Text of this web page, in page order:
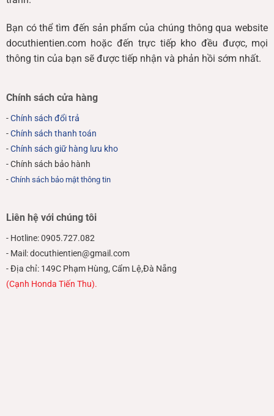
Bạn có thể tìm đến sản phẩm của chúng thông qua website
docuthientien.com hoặc đến trực tiếp kho đều được, mọi
thông tin của bạn sẽ được tiếp nhận và phản hồi sớm nhất.
Chính sách cửa hàng
-Chính sách đổi trả
-Chính sách thanh toán
-Chính sách giữ hàng lưu kho
- Chính sách bảo hành
- Chính sách bảo mật thông tin
Liên hệ với chúng tôi
- Hotline: 0905.727.082
- Mail: docuthientien@gmail.com
- Địa chỉ: 149C Phạm Hùng, Cẩm Lệ,Đà Nẵng
(Cạnh Honda Tiến Thu).